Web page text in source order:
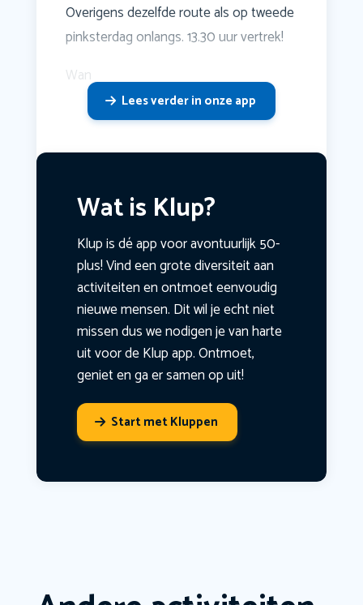
Overigens dezelfde route als op tweede
pinksterdag onlangs. 13.30 uur vertrek!
Wan
Lees verder in onze app
Wat is Klup?
Klup is dé app voor avontuurlijk 50-
plus! Vind een grote diversiteit aan
activiteiten en ontmoet eenvoudig
nieuwe mensen. Dit wil je echt niet
missen dus we nodigen je van harte
uit voor de Klup app. Ontmoet,
geniet en ga er samen op uit!
Start met Kluppen